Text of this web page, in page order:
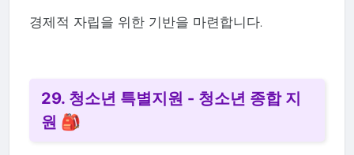
경제적 자립을 위한 기반을 마련합니다.
29. 청소년 특별지원 - 청소년 종합 지
원 🎒